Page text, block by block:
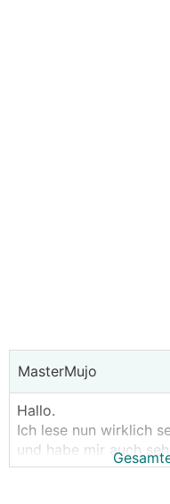
MasterMujo
Hallo.
Ich lese nun wirklich
und habe mir auch
können, der